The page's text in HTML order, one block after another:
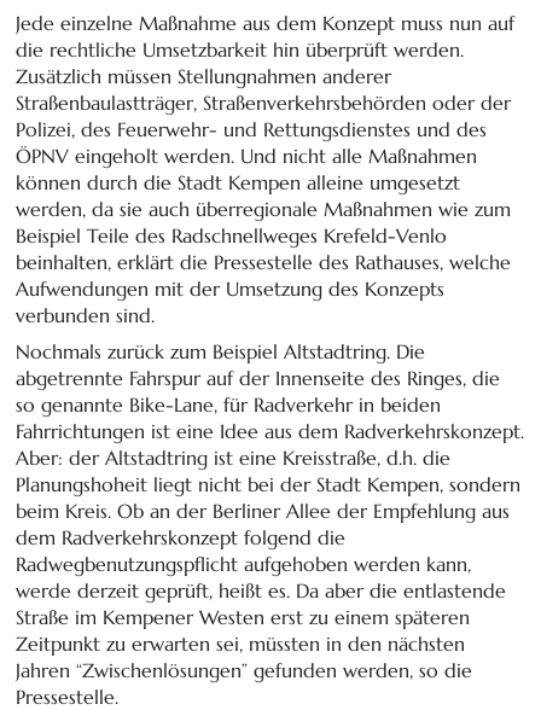
Jede einzelne Maßnahme aus dem Konzept muss nun auf
die rechtliche Umsetzbarkeit hin überprüft werden.
Zusätzlich müssen Stellungnahmen anderer
Straßenbaulastträger, Straßenverkehrsbehörden oder der
Polizei, des Feuerwehr- und Rettungsdienstes und des
ÖPNV eingeholt werden. Und nicht alle Maßnahmen
können durch die Stadt Kempen alleine umgesetzt
werden, da sie auch überregionale Maßnahmen wie zum
Beispiel Teile des Radschnellweges Krefeld-Venlo
beinhalten, erklärt die Pressestelle des Rathauses, welche
Aufwendungen mit der Umsetzung des Konzepts
verbunden sind.
Nochmals zurück zum Beispiel Altstadtring. Die
abgetrennte Fahrspur auf der Innenseite des Ringes, die
so genannte Bike-Lane, für Radverkehr in beiden
Fahrrichtungen ist eine Idee aus dem Radverkehrskonzept.
Aber: der Altstadtring ist eine Kreisstraße, d.h. die
Planungshoheit liegt nicht bei der Stadt Kempen, sondern
beim Kreis. Ob an der Berliner Allee der Empfehlung aus
dem Radverkehrskonzept folgend die
Radwegbenutzungspflicht aufgehoben werden kann,
werde derzeit geprüft, heißt es. Da aber die entlastende
Straße im Kempener Westen erst zu einem späteren
Zeitpunkt zu erwarten sei, müssten in den nächsten
Jahren “Zwischenlösungen” gefunden werden, so die
Pressestelle.